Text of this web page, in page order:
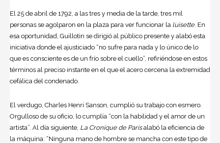
El 25 de abril de 1792, a las tres y media de la tarde, tres mil
personas se agolparon en la plaza para ver funcionar la luisette. En
esa oportunidad, Guillotin se dirigió al público presente y alabó esta
iniciativa donde el ajusticiado “no sufre para nada y lo único de lo
que es consciente es de un frío sobre el cuello”, refiriéndose en estos
términos al preciso instante en el que el acero cercena la extremidad
cefálica del condenado.
El verdugo, Charles Henri Sanson, cumplió su trabajo con esmero.
Orgulloso de su oficio, lo cumplía “con la habilidad y el amor de un
artista”. Al día siguiente, La Cronique de Parisalabó la eficiencia de
la máquina: “Ninguna mano de hombre se mancha con este tipo de